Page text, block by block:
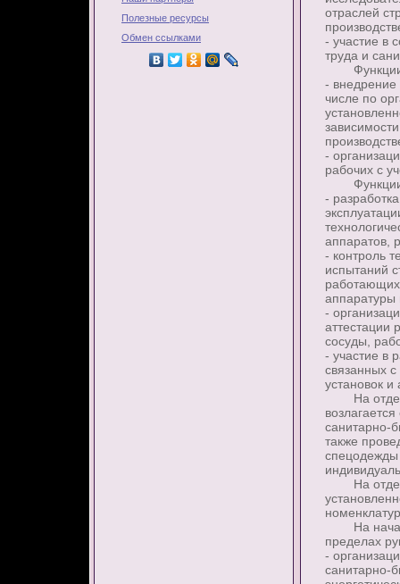
отраслей
- участие в
труда и
Функции
- внедрение
числе по
-
рабочих с
Функции
-
аппаратов,
- контроль
испытаний
работающих
аппаратуры
-
аттестации
сосуды,
- участие в
связанных
установок и
На отдел
санитарно-
также
спецодежды
На отдел
На
пределах
-
санитарно-
Полезные ресурсы
Обмен ссылками